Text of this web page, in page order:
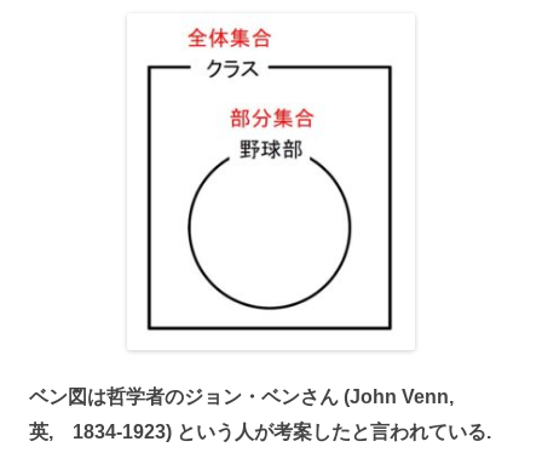
ベン図は哲学者のジョン・ベンさん (John Venn,
英, 1834-1923) という人が考案したと言われている.